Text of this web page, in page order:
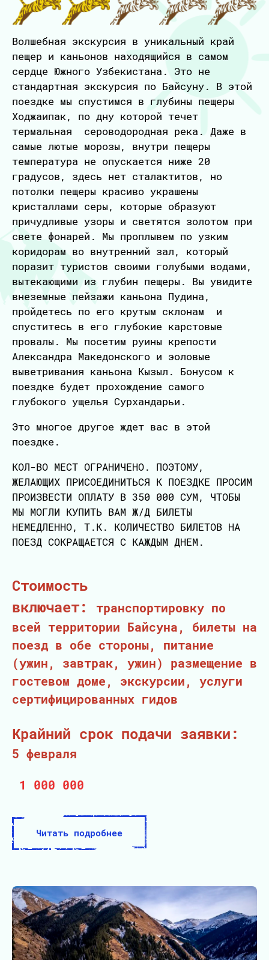
Волшебная экскурсия в уникальный край
пещер и каньонов находящийся в самом
сердце Южного Узбекистана. Это не
стандартная экскурсия по Байсуну. В этой
поездке мы спустимся в глубины пещеры
Ходжаипак, по дну которой течет
термальная сероводородная река. Даже в
самые лютые морозы, внутри пещеры
температура не опускается ниже 20
градусов, здесь нет сталактитов, но
потолки пещеры красиво украшены
кристаллами серы, которые образуют
причудливые узоры и светятся золотом при
свете фонарей. Мы проплывем по узким
коридорам во внутренний зал, который
поразит туристов своими голубыми водами,
вытекающими из глубин пещеры. Вы увидите
внеземные пейзажи каньона Пудина,
пройдетесь по его крутым склонам и
спуститесь в его глубокие карстовые
провалы. Мы посетим руины крепости
Александра Македонского и эоловые
выветривания каньона Кызыл. Бонусом к
поездке будет прохождение самого
глубокого ущелья Сурхандарьи.
Это многое другое ждет вас в этой
поездке.
КОЛ-ВО МЕСТ ОГРАНИЧЕНО. ПОЭТОМУ,
ЖЕЛАЮЩИХ ПРИСОЕДИНИТЬСЯ К ПОЕЗДКЕ ПРОСИМ
ПРОИЗВЕСТИ ОПЛАТУ В 350 000 СУМ, ЧТОБЫ
МЫ МОГЛИ КУПИТЬ ВАМ Ж/Д БИЛЕТЫ
НЕМЕДЛЕННО, Т.К. КОЛИЧЕСТВО БИЛЕТОВ НА
ПОЕЗД СОКРАЩАЕТСЯ С КАЖДЫМ ДНЕМ.
Стоимость
включает:
транспортировку по
всей территории Байсуна, билеты на
поезд в обе стороны, питание
(ужин, завтрак, ужин) размещение в
гостевом доме, экскурсии, услуги
сертифицированных гидов
Крайний срок подачи заявки:
5 февраля
1 000 000
Читать подробнее